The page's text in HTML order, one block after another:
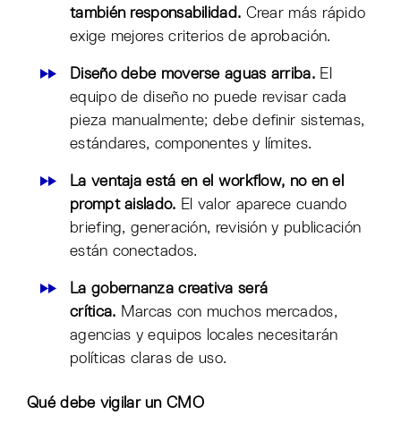
también responsabilidad. Crear más rápido
exige mejores criterios de aprobación.
Diseño debe moverse aguas arriba.El
equipo de diseño no puede revisar cada
pieza manualmente; debe definir sistemas,
estándares, componentes y límites.
La ventaja está en el workflow, no en el
prompt aislado. El valor aparece cuando
briefing, generación, revisión y publicación
están conectados.
La gobernanza creativa será
crítica. Marcas con muchos mercados,
agencias y equipos locales necesitarán
políticas claras de uso.
Qué debe vigilar un CMO